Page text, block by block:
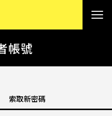
帳號
索取新密碼